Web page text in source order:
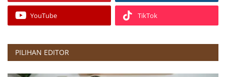
YouTube TikTok
PILIHAN EDITOR